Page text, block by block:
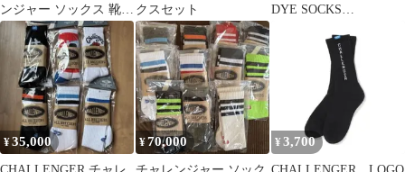
ンジャー ソックス 靴下
メンズ 26−27cm
クスセット
DYE SOCKS
¥35,000 ¥70,000 ¥ 3,700